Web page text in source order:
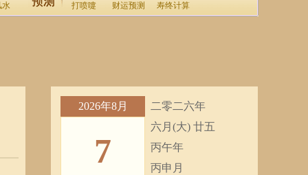
水
打喷嚏
财运预测 寿终计算
2026年8月
7
二零二六年
六月(大) 廿五
丙午年
丙申月